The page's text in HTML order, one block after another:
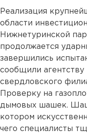
Реализация
области
Нижнетуринской
продолжается
завершились
сообщили
свердловского
Проверку на
дымовых шашек.
котором
чего специалисты